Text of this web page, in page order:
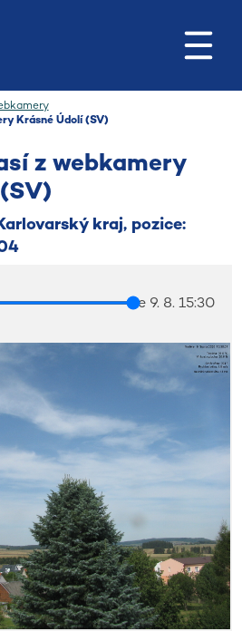
Krásné Údolí (SV)
z webkamery
kraj, pozice:
ne 9. 8. 15:30